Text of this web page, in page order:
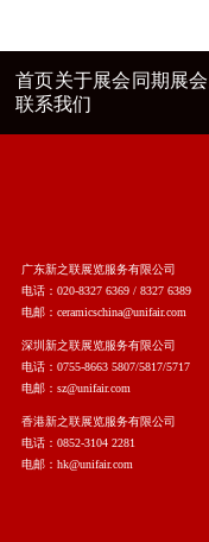
首页关于展会 同期展会
联系我们
广东新之联展览服务有限公司
电话：020-8327 6369 / 8327 6389
电邮：ceramicschina@unifair.com
深圳新之联展览服务有限公司
电话：0755-8663 5807/5817/5717
电邮：sz@unifair.com
香港新之联展览服务有限公司
电话：0852-3104 2281
电邮：hk@unifair.com